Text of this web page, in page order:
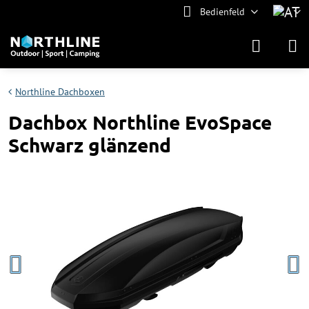
Bedienfeld
Northline Dachboxen
Dachbox Northline EvoSpace
Schwarz glänzend